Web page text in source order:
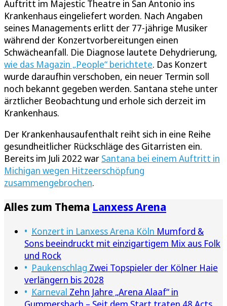
Auftritt im Majestic Theatre in San Antonio ins
Krankenhaus eingeliefert worden. Nach Angaben
seines Managements erlitt der 77-jährige Musiker
während der Konzertvorbereitungen einen
Schwächeanfall. Die Diagnose lautete Dehydrierung,
wie das Magazin „People“ berichtete. Das Konzert
wurde daraufhin verschoben, ein neuer Termin soll
noch bekannt gegeben werden. Santana stehe unter
ärztlicher Beobachtung und erhole sich derzeit im
Krankenhaus.
Der Krankenhausaufenthalt reiht sich in eine Reihe
gesundheitlicher Rückschläge des Gitarristen ein.
Bereits im Juli 2022 war Santana bei einem Auftritt in
Michigan wegen Hitzeerschöpfung
zusammengebrochen.
Alles zum Thema Lanxess Arena
Konzert in Lanxess Arena Köln Mumford &
Sons beeindruckt mit einzigartigem Mix aus Folk
und Rock
Paukenschlag Zwei Topspieler der Kölner Haie
verlängern bis 2028
Karneval Zehn Jahre „Arena Alaaf“ in